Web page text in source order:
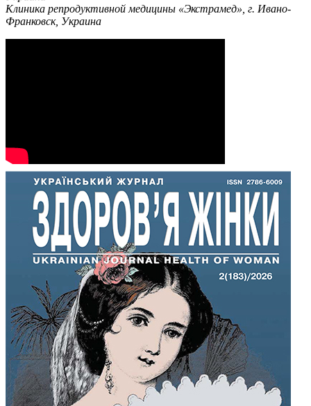
Клиника репродуктивной медицины «Экстрамед», г. Ивано-
Франковск, Украина